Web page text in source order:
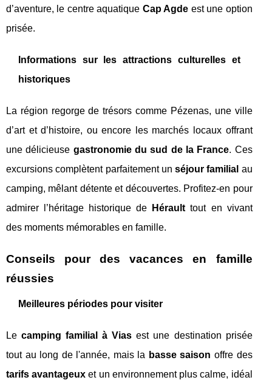
d’aventure, le centre aquatique Cap Agde est une option
prisée.
Informations sur les attractions culturelles et
historiques
La région regorge de trésors comme Pézenas, une ville
d’art et d’histoire, ou encore les marchés locaux offrant
une délicieuse gastronomie du sud de la France. Ces
excursions complètent parfaitement unséjour familial au
camping, mêlant détente et découvertes. Profitez-en pour
admirer l’héritage historique de
Hérault tout en vivant
des moments mémorables en famille.
Conseils pour des vacances en famille
réussies
Meilleures périodes pour visiter
Lecamping familial à Vias est une destination prisée
tout au long de l'année, mais la basse saison offre des
tarifs avantageux et un environnement plus calme, idéal